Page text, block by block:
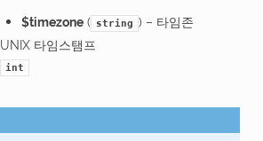
$timezone( string ) – 타임존
UNIX 타임스탬프
int